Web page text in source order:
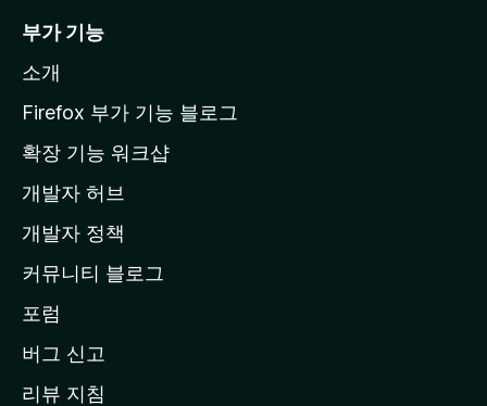
l
a
페
이
지
이
동
부가 기능
소개
Firefox 부가 기능 블로그
확장 기능 워크샵
개발자 허브
개발자 정책
커뮤니티 블로그
포럼
버그 신고
리뷰 지침